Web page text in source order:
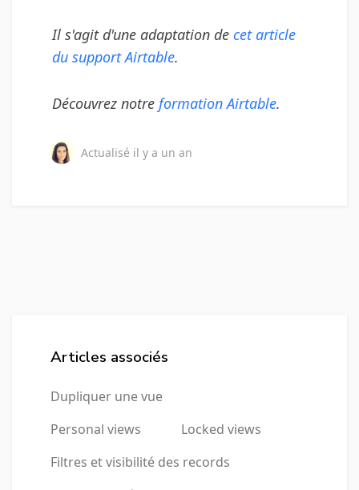
Il s'agit d'une adaptation de cet article
du support Airtable.
Découvrez notre formation Airtable.
Actualisé il y a un an
Articles associés
Dupliquer une vue
Personal views
Locked views
Filtres et visibilité des records